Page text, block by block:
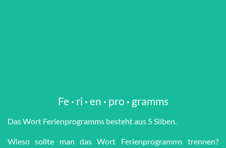
Fe · ri · en · pro · gramms
Das Wort Fe­ri­en­pro­gramms besteht aus 5 Silben.
Wieso sollte man das Wort Fe­ri­en­pro­gramms trennen?